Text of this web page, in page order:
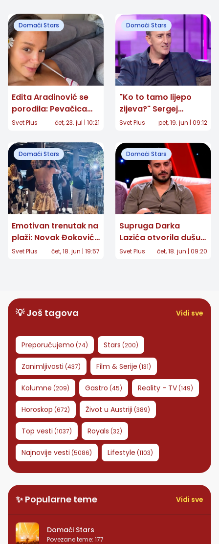
Domaći Stars
Edita Aradinović se
porodila: Pevačica
objavila prvu
Svet Plus čet, 23. jul | 10:21
Domaći Stars
"Ko to tamo lijepo
zijeva?" Sergej
Ćetković posle 40
koji je mnoge
raznežio
Svet Plus pet, 19. jun | 09:12
Domaći Stars
Emotivan trenutak na
plaži: Novak Đoković
iznenadio Jelenu
Svet Plus čet, 18. jun | 19:57
Domaći Stars
Supruga Darka
Lazića otvorila dušu:
"Nikada se nećemo
Svet Plus čet, 18. jun | 09:20
💡 Još tagova Vidi sve
Preporučujemo (74) Stars (200)
Zanimljivosti (437) Film & Serije (131)
Kolumne (209) Gastro (45) Reality - TV(149)
Horoskop (672) Život u Austriji (389)
Top vesti (1037) Royals (32)
Najnovije vesti (5086) Lifestyle (1103)
✨ Popularne teme Vidi sve
Domaći Stars
Povezane teme: 177